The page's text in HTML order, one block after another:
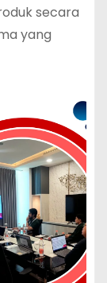
secara
yang